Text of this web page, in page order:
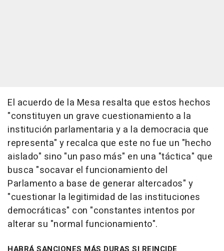
El acuerdo de la Mesa resalta que estos hechos
"constituyen un grave cuestionamiento a la
institución parlamentaria y a la democracia que
representa" y recalca que este no fue un "hecho
aislado" sino "un paso más" en una "táctica" que
busca "socavar el funcionamiento del
Parlamento a base de generar altercados" y
"cuestionar la legitimidad de las instituciones
democráticas" con "constantes intentos por
alterar su "normal funcionamiento".